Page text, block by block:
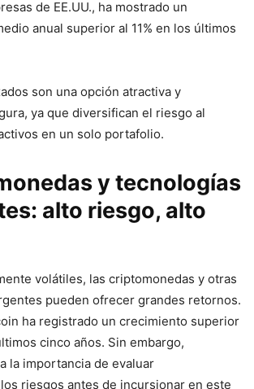
de EE.UU., ha mostrado un
anual superior al 11% en los últimos
son una opción atractiva y
ya que diversifican el riesgo al
en un solo portafolio.
y tecnologías
alto riesgo, alto
volátiles, las criptomonedas y otras
pueden ofrecer grandes retornos.
ha registrado un crecimiento superior
cinco años. Sin embargo,
la importancia de evaluar
riesgos antes de incursionar en este